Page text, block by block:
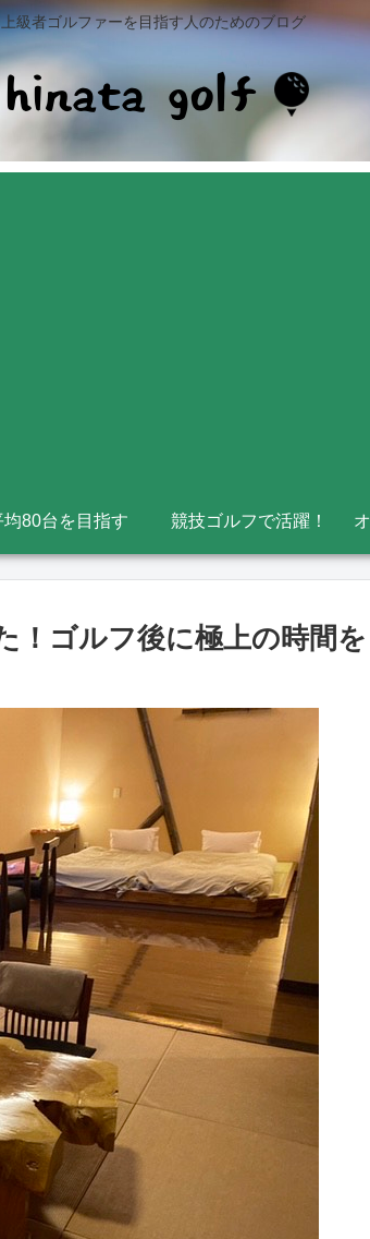
上級者ゴルファーを目指す人のためのブログ
均80台を目指す 競技ゴルフで活躍！
！ゴルフ後に極上の時間を